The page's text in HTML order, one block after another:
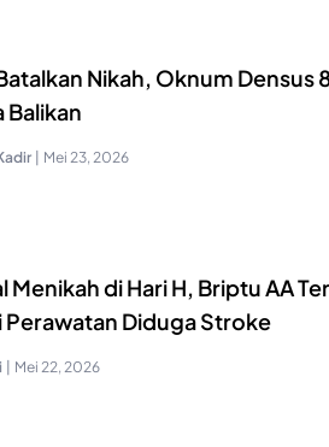
Nikah, Oknum Densus
Balikan
Mei 23, 2026
Menikah di Hari H, Briptu AA
Perawatan Diduga Stroke
Mei 22, 2026